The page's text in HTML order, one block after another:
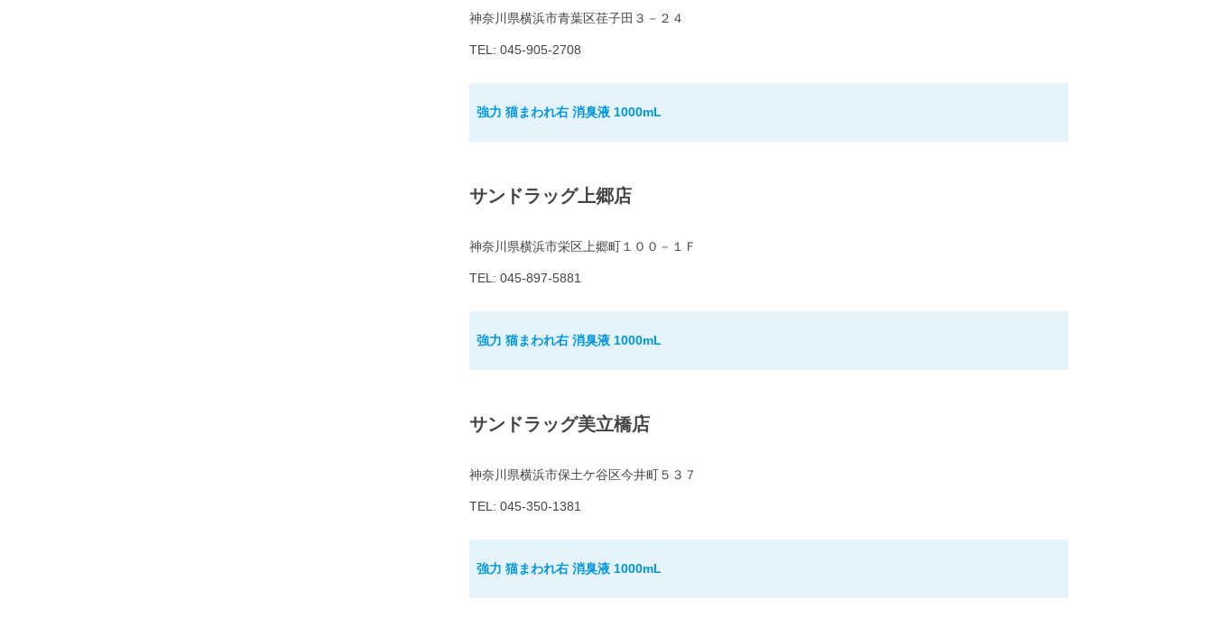
神奈川県横浜市青葉区荏子田３－２４
TEL: 045-905-2708
強力 猫まわれ右 消臭液 1000mL
サンドラッグ上郷店
神奈川県横浜市栄区上郷町１００－１Ｆ
TEL: 045-897-5881
強力 猫まわれ右 消臭液 1000mL
サンドラッグ美立橋店
神奈川県横浜市保土ケ谷区今井町５３７
TEL: 045-350-1381
強力 猫まわれ右 消臭液 1000mL